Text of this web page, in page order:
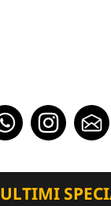
ULTIMI